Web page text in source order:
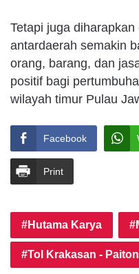
Tetapi juga
antardaerah semakin
orang, barang, dan
positif bagi
wilayah timur Pulau
Facebook
Print
Hutama Karya
Tol Krakasan - Paiton